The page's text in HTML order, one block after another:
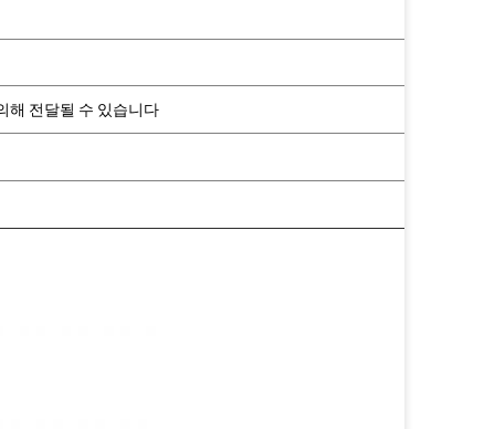
해 전달될 수 있습니다